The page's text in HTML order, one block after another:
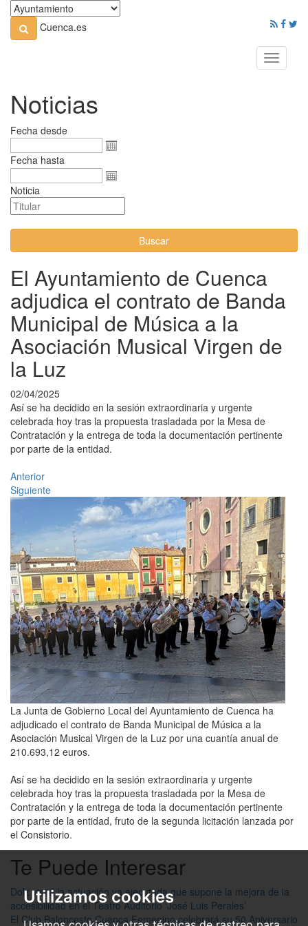
Utilizamos cookies
Cuenca.es
Toggle
Noticias
Fecha desde
Fecha hasta
Noticia
Buscar
El Ayuntamiento de Cuenca
adjudica el contrato de Banda
Municipal de Música a la
Asociación Musical Virgen de
la Luz
02/04/2025
Así se ha decidido en la sesión extraordinaria y urgente
celebrada hoy tras la propuesta trasladada por la Mesa de
Contratación y la entrega de toda la documentación pertinente
por parte de la entidad.
Anterior
Siguiente
La Junta de Gobierno Local del Ayuntamiento de Cuenca ha
adjudicado el contrato de Banda Municipal de Música a la
Asociación Musical Virgen de la Luz por una cuantía anual de
210.693,12 euros.
Así se ha decidido en la sesión extraordinaria y urgente
celebrada hoy tras la propuesta trasladada por la Mesa de
Contratación y la entrega de toda la documentación pertinente
por parte de la entidad, fruto de la segunda licitación lanzada por
el Consistorio.
Te Puede Interesar
Dolz visita la actuación ya ejecutada que supone la mejora de la
accesibilidad en el Teatro Auditorio ‘José Luis Perales’
El Club Baloncesto Cuenca Femenino celebrará su 50 Aniversario